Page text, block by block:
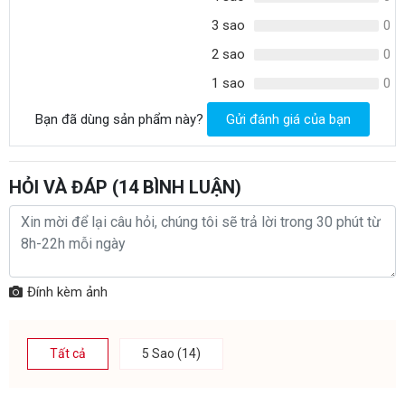
Nhà máy lọc nước Karofi
Với định hướng phát triển mở rộng quy mô vươn tầm thế giới và trở
thành thương hiệu hàng đầu về cung cấp máy lọc nước Karofi. Mỗi
thành viên trong công ty luôn cố gừng không ngừng, cải tiến và nâng
3 sao
0
2 sao
0
1 sao
0
Bạn đã dùng sản phẩm này? Gửi đánh giá của bạn
HỎI VÀ ĐÁP (14BÌNH LUẬN)
Đính kèm ảnh
Tất cả 5 Sao (14)